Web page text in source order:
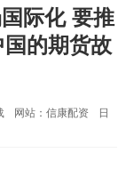
际化 要推
的期货故
网站：信康配资
日